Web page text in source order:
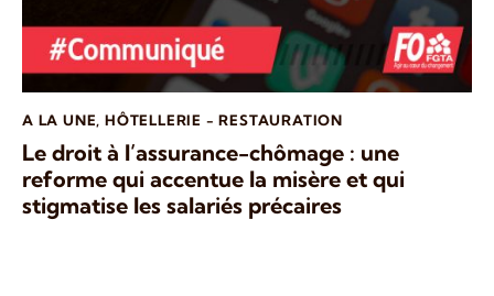
A LA UNE,HÔTELLERIE - RESTAURATION
Le droit à l’assurance-chômage : une
reforme qui accentue la misère et qui
stigmatise les salariés précaires